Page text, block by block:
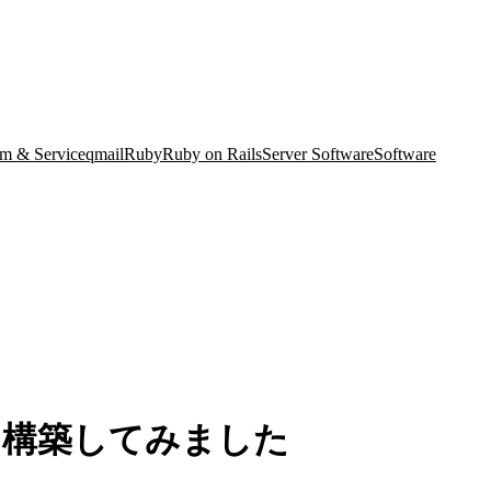
& ServiceqmailRubyRuby on RailsServer SoftwareSoftware
築してみました